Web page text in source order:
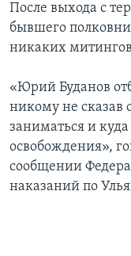
После выхода с
бывшего
никаких
«Юрий Буданов
никому не сказав
заниматься и
освобождения»,
сообщении
наказаний по